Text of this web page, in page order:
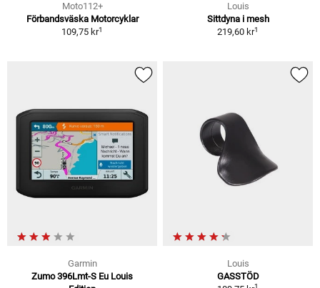
Moto112+
Förbandsväska Motorcyklar
109,75 kr1
Louis
Sittdyna i mesh
219,60 kr1
Garmin
Zumo 396Lmt-S Eu Louis
Louis
GASSTÖD
1